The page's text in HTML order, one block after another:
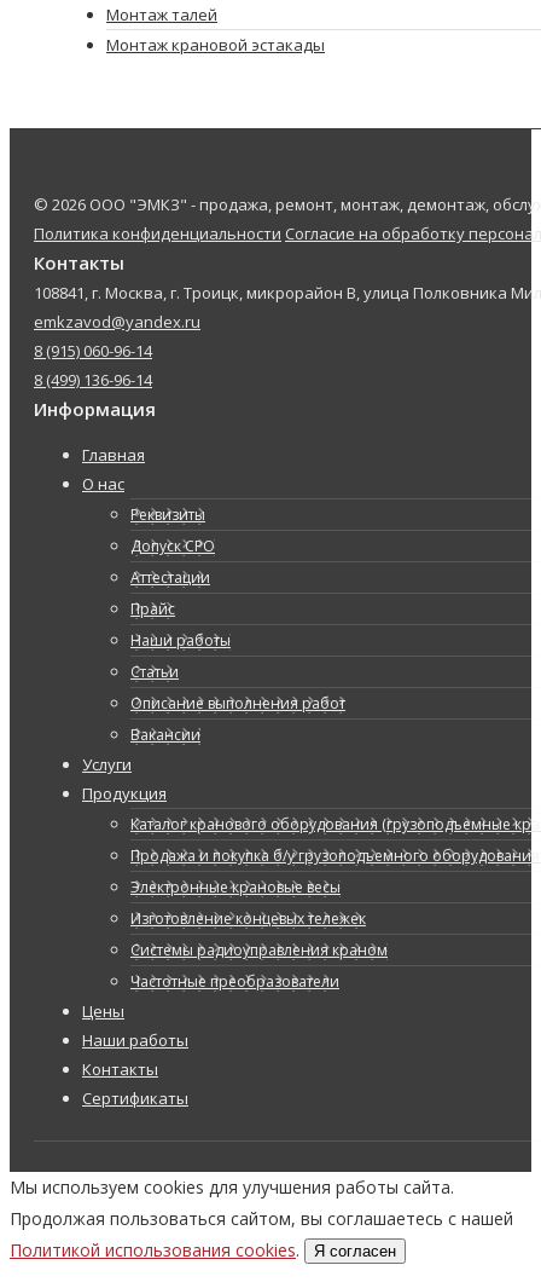
Монтаж талей
Монтаж крановой эстакады
© 2026 ООО "ЭМКЗ" - продажа, ремонт, монтаж, демонтаж,
Политика конфиденциальности Согласие на обработку
Контакты
108841, г. Москва, г. Троицк, микрорайон В, улица Полковника
emkzavod@yandex.ru
8 (915) 060-96-14
8 (499) 136-96-14
Информация
Главная
О нас
Реквизиты
Допуск СРО
Аттестации
Прайс
Наши работы
Статьи
Описание выполнения работ
Вакансии
Услуги
Продукция
Каталог кранового оборудования (грузоподъемные
Продажа и покупка б/у грузоподъемного оборудования
Электронные крановые весы
Изготовление концевых тележек
Системы радиоуправления краном
Частотные преобразователи
Цены
Наши работы
Контакты
Сертификаты
Мы используем cookies для улучшения работы сайта.
Продолжая пользоваться сайтом, вы соглашаетесь с нашей
Политикой использования cookies. Я согласен